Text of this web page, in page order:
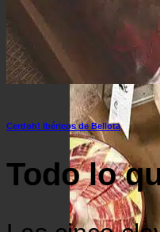
Cerdoh! Ibéricos de Bellota
Todo lo